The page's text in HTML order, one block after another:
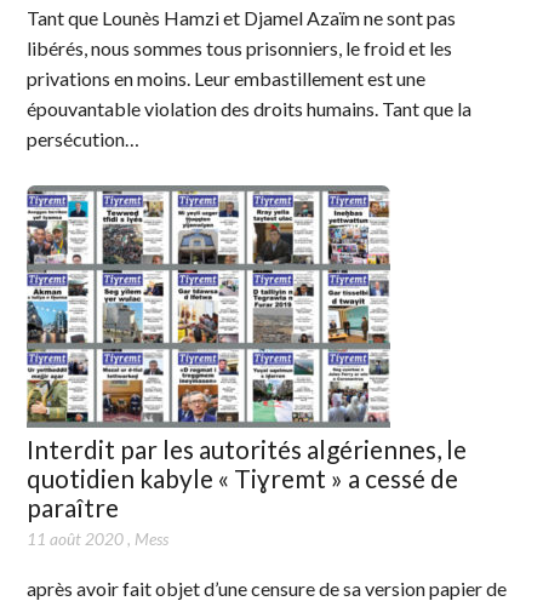
Tant que Lounès Hamzi et Djamel Azaïm ne sont pas
libérés, nous sommes tous prisonniers, le froid et les
privations en moins. Leur embastillement est une
épouvantable violation des droits humains. Tant que la
persécution…
Interdit par les autorités algériennes, le
quotidien kabyle « Tiɣremt » a cessé de
paraître
11 août 2020, Mess
après avoir fait objet d’une censure de sa version papier de